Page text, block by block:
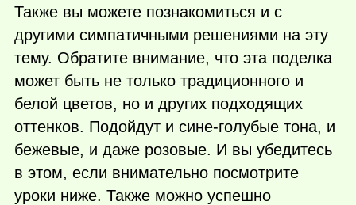
Также вы можете познакомиться и с
другими симпатичными решениями на эту
тему. Обратите внимание, что эта поделка
может быть не только традиционного и
белой цветов, но и других подходящих
оттенков. Подойдут и сине-голубые тона, и
бежевые, и даже розовые. И вы убедитесь
в этом, если внимательно посмотрите
уроки ниже. Также можно успешно